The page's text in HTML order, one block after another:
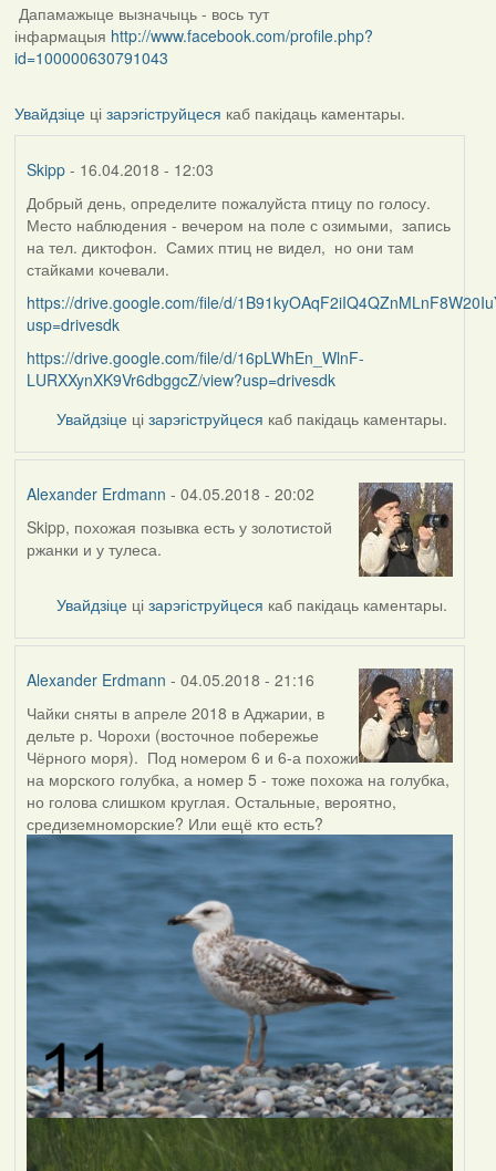
Дапамажыце вызначыць - вось тут
інфармацыя http://www.facebook.com/profile.php?
id=100000630791043
Увайдзіцеці зарэгіструйцеся каб пакідаць каментары.
Skipp- 16.04.2018 - 12:03
Добрый день, определите пожалуйста птицу по голосу.
Место наблюдения - вечером на поле с озимыми, запись
на тел. диктофон. Самих птиц не видел, но они там
стайками кочевали.
https://drive.google.com/file/d/
usp=drivesdk
https://drive.google.com/file/d/16pLWhEn_WlnF-
LURXXynXK9Vr6dbggcZ/view?usp=drivesdk
Увайдзіце цізарэгіструйцеся каб пакідаць каментары.
Alexander Erdmann - 04.05.2018 - 20:02
In
reply
Skipp, похожая позывка есть у золотистой
ржанки и у тулеса.
Увайдзіце цізарэгіструйцеся каб пакідаць каментары.
Alexander Erdmann - 04.05.2018 - 21:16
Чайки сняты в апреле 2018 в Аджарии, в
дельте р. Чорохи (восточное побережье
Чёрного моря). Под номером 6 и 6-а похожи
на морского голубка, а номер 5 - тоже похожа на голубка,
но голова слишком круглая. Остальные, вероятно,
средиземноморские? Или ещё кто есть?